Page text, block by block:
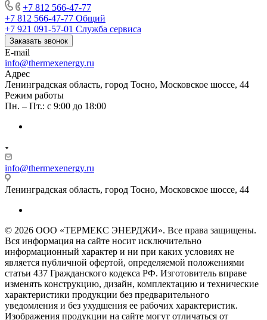
+7 812 566-47-77
+7 812 566-47-77 Общий
+7 921 091-57-01 Служба сервиса
Заказать звонок
E-mail
info@thermexenergy.ru
Адрес
Ленинградская область, город Тосно, Московское шоссе, 44
Режим работы
Пн. – Пт.: с 9:00 до 18:00
info@thermexenergy.ru
Ленинградская область, город Тосно, Московское шоссе, 44
© 2026 ООО «ТЕРМЕКС ЭНЕРДЖИ». Все права защищены.
Вся информация на сайте носит исключительно
информационный характер и ни при каких условиях не
является публичной офертой, определяемой положениями
статьи 437 Гражданского кодекса РФ. Изготовитель вправе
изменять конструкцию, дизайн, комплектацию и технические
характеристики продукции без предварительного
уведомления и без ухудшения ее рабочих характеристик.
Изображения продукции на сайте могут отличаться от